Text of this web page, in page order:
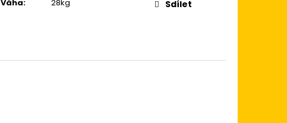
Váha: 28kg
Sdílet